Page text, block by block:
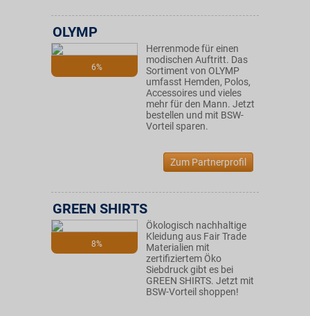
6%
OLYMP
Herrenmode für einen
modischen Auftritt. Das
Sortiment von OLYMP
umfasst Hemden, Polos,
Accessoires und vieles
mehr für den Mann. Jetzt
bestellen und mit BSW-
Vorteil sparen.
Zum Partnerprofil
8%
GREEN SHIRTS
Ökologisch nachhaltige
Kleidung aus Fair Trade
Materialien mit
zertifiziertem Öko
Siebdruck gibt es bei
GREEN SHIRTS. Jetzt mit
BSW-Vorteil shoppen!